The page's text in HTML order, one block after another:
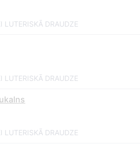
LUTERISKĀ DRAUDZE
LUTERISKĀ DRAUDZE
LUTERISKĀ DRAUDZE